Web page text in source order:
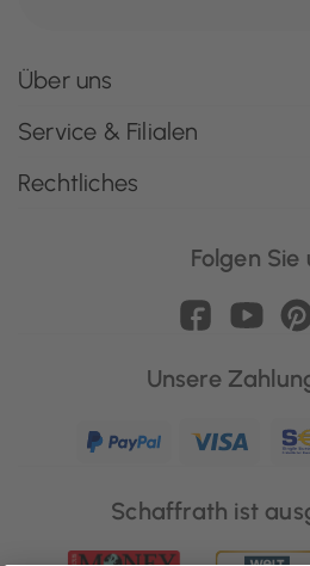
Über uns
Service & Filialen
Rechtliches
Folgen Sie
Unsere
Schaffrath ist